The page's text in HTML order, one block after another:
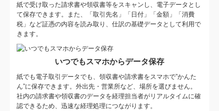
紙で受け取った請求書や領収書等をスキャンし、電子データとし
て保存できます。また、「取引先名」「日付」「金額」「消費
税」など証憑の内容を読み取り、仕訳の基礎データとして利用で
きます。
いつでもスマホからデータ保存
紙でも電子取引データでも、領収書や請求書をスマホで”かんた
ん”に保存できます。外出先・営業所など、場所を選びません。
社内の請求書や領収書のデータを経理担当者がリアルタイムに確
認できるため、迅速な経理処理につながります。